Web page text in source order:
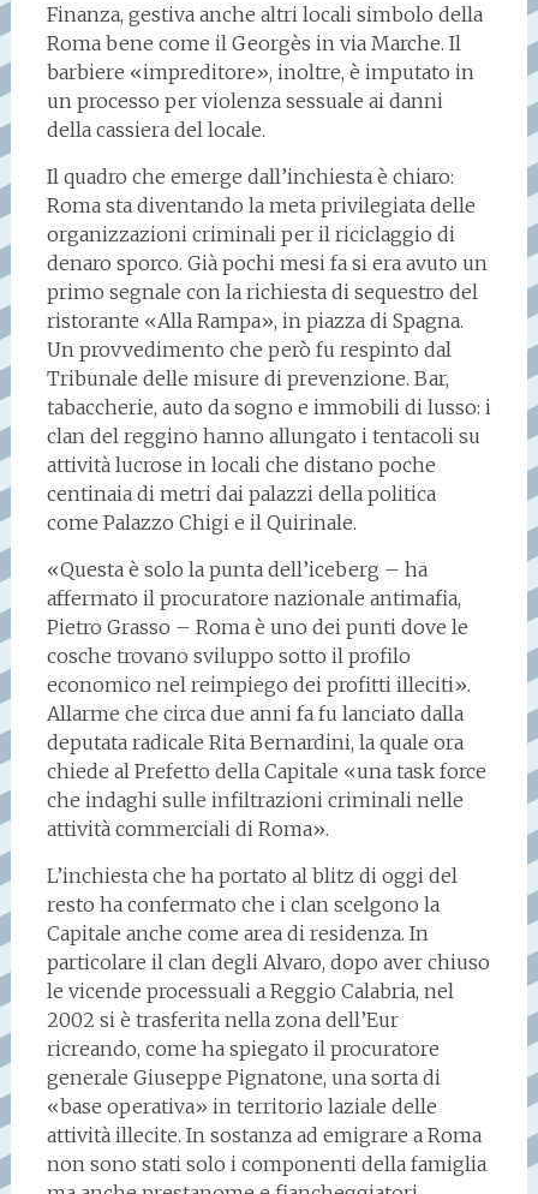
Finanza, gestiva anche altri locali simbolo della
Roma bene come il Georgès in via Marche. Il
barbiere «impreditore», inoltre, è imputato in
un processo per violenza sessuale ai danni
della cassiera del locale.
Il quadro che emerge dall’inchiesta è chiaro:
Roma sta diventando la meta privilegiata delle
organizzazioni criminali per il riciclaggio di
denaro sporco. Già pochi mesi fa si era avuto un
primo segnale con la richiesta di sequestro del
ristorante «Alla Rampa», in piazza di Spagna.
Un provvedimento che però fu respinto dal
Tribunale delle misure di prevenzione. Bar,
tabaccherie, auto da sogno e immobili di lusso: i
clan del reggino hanno allungato i tentacoli su
attività lucrose in locali che distano poche
centinaia di metri dai palazzi della politica
come Palazzo Chigi e il Quirinale.
«Questa è solo la punta dell’iceberg – ha
affermato il procuratore nazionale antimafia,
Pietro Grasso – Roma è uno dei punti dove le
cosche trovano sviluppo sotto il profilo
economico nel reimpiego dei profitti illeciti».
Allarme che circa due anni fa fu lanciato dalla
deputata radicale Rita Bernardini, la quale ora
chiede al Prefetto della Capitale «una task force
che indaghi sulle infiltrazioni criminali nelle
attività commerciali di Roma».
L’inchiesta che ha portato al blitz di oggi del
resto ha confermato che i clan scelgono la
Capitale anche come area di residenza. In
particolare il clan degli Alvaro, dopo aver chiuso
le vicende processuali a Reggio Calabria, nel
2002 si è trasferita nella zona dell’Eur
ricreando, come ha spiegato il procuratore
generale Giuseppe Pignatone, una sorta di
«base operativa» in territorio laziale delle
attività illecite. In sostanza ad emigrare a Roma
non sono stati solo i componenti della famiglia